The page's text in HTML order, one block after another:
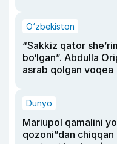
O‘zbekiston
“Sakkiz qator
bo‘lgan”. Abdulla
asrab qolgan voqea
Dunyo
Mariupol qamalini
qozoni”dan